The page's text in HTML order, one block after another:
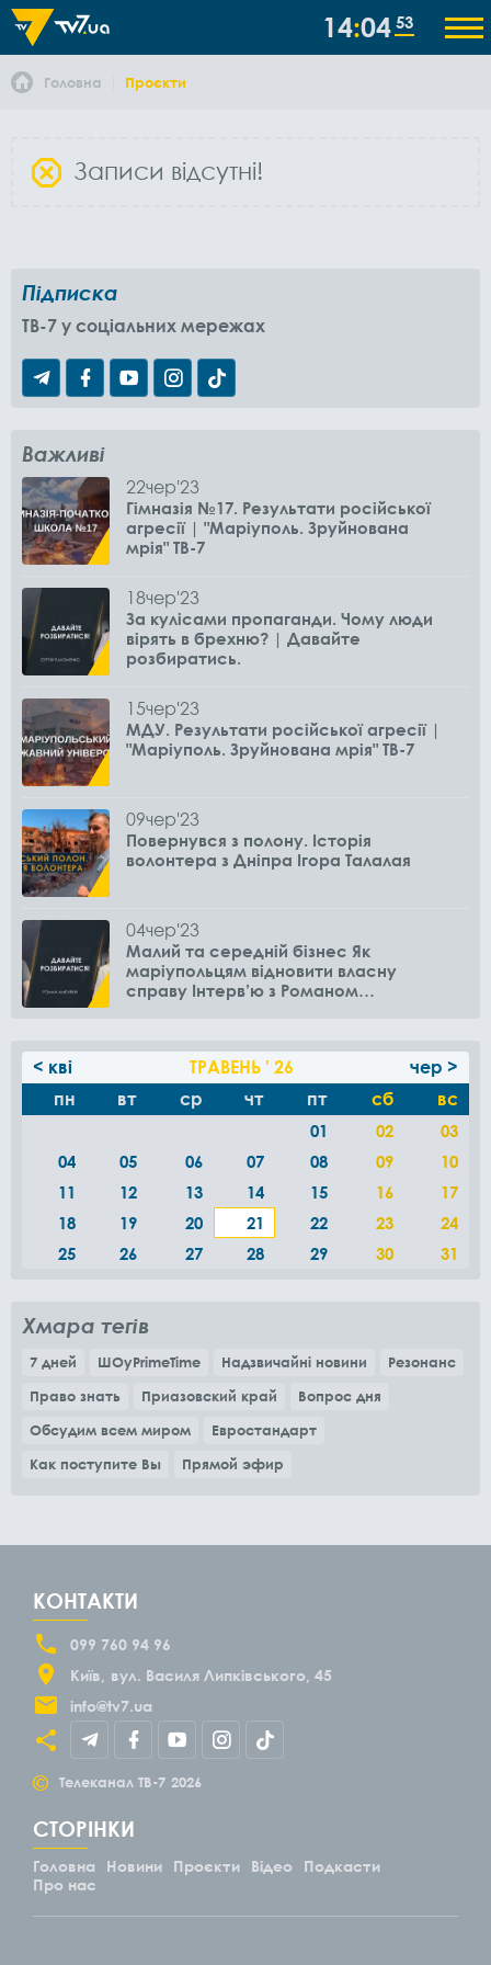
14 04 54
Головна Проєкти
Записи відсутні!
Підписка
TB-7 у соціальних мережах
Важливі
22чер'23
Гімназія №17. Результати російської
агресії | "Маріуполь. Зруйнована
мрія" ТВ-7
18чер'23
За кулісами пропаганди. Чому люди
вірять в брехню? | Давайте
розбиратись.
15чер'23
МДУ. Результати російської агресії |
"Маріуполь. Зруйнована мрія" ТВ-7
09чер'23
Повернувся з полону. Історія
волонтера з Дніпра Ігора Талалая
04чер'23
Малий та середній бізнес Як
маріупольцям відновити власну
справу Інтерв’ю з Романом
< кві ТРАВЕНЬ ' 26
чер >
пн
вт ср чт пт сб вс
01 02
03
04
05 06 07 08 09
10
11
12 13 14 15 16
17
18
19 20 21 22 23
24
25
26 27 28 29 30 31
Хмара тегів
7 дней ШОуPrimeTime Надзвичайні новини
Резонанс
Право знать
Приазовский край
Вопрос дня
Обсудим всем миром
Евростандарт
Как поступите Вы
Прямой эфир
КОНТАКТИ
099 760 94 96
Київ
вул. Василя Липківського, 45
info@tv7.ua
© Телеканал ТВ-7 2026
СТОРІНКИ
Головна Новини Проєкти Відео
Подкасти
Про нас